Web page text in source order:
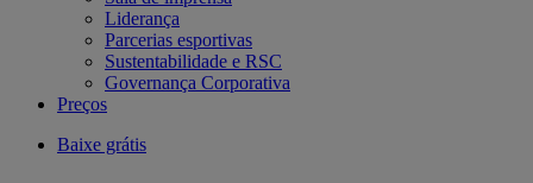
Liderança
Parcerias esportivas
Sustentabilidade e RSC
Governança Corporativa
Preços
Baixe grátis